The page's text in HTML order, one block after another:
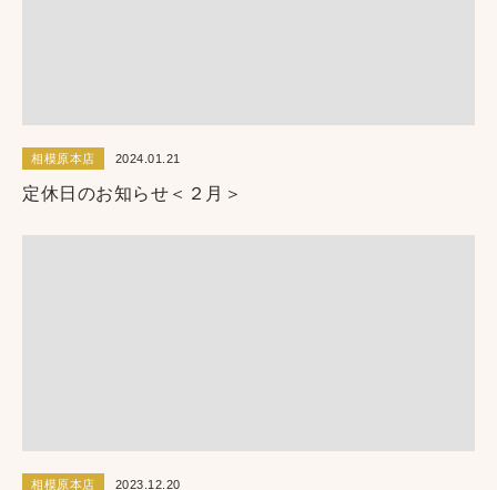
相模原本店 2024.01.21
定休日のお知らせ＜２月＞
相模原本店 2023.12.20